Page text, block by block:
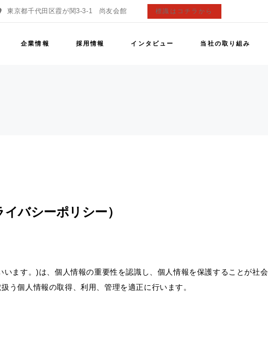
東京都千代田区霞が関3-3-1 尚友会館 標識はコチラから
企業情報 採用情報 インタビュー 当社の取り組み
会社概要 外国人技能実習生
バシーポリシー）
います。)は、個人情報の重要性を認識し、個人情報を保護することが社
う個人情報の取得、利用、管理を適正に行います。